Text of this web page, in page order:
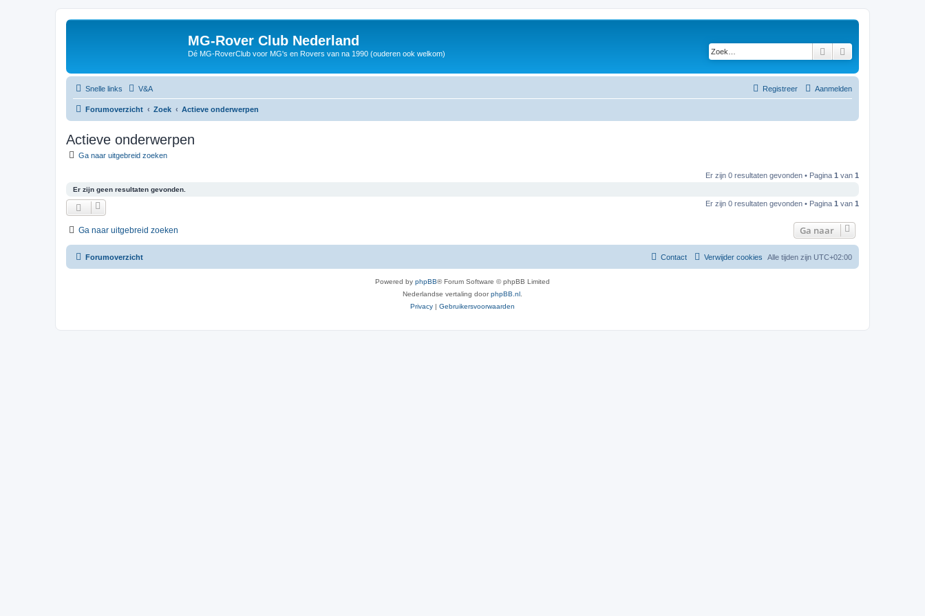
MG-Rover Club Nederland
Dé MG-RoverClub voor MG's en Rovers van na 1990 (ouderen ook welkom) Zoek
Snelle links V&A Aanmelden
Registreer
Forumoverzicht Zoek Actieve onderwerpen
Actieve onderwerpen
Ga naar uitgebreid zoeken
Er zijn 0 resultaten gevonden • Pagina 1 van 1
Er zijn geen resultaten gevonden.
Er zijn 0 resultaten gevonden • Pagina 1 van 1
Ga naar uitgebreid zoeken Ga naar
Forumoverzicht Alle tijden zijn UTC+02:00
Verwijder cookies
Contact
Powered by phpBB® Forum Software © phpBB Limited
Nederlandse vertaling doorphpBB.nl
Privacy | Gebruikersvoorwaarden